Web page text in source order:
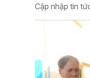
Cập nhập tin